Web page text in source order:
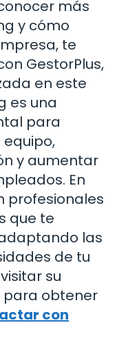
más
y cómo
te
GestorPlus,
en este
es una
para
y aumentar
En
profesionales
que te
las
de tu
su
para obtener
con